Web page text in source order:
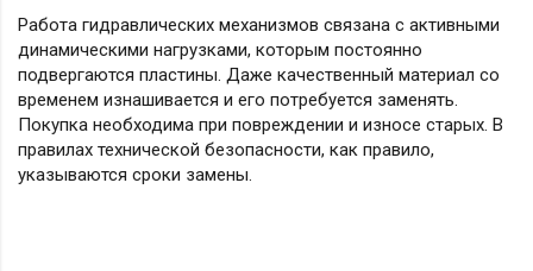
Работа гидравлических механизмов связана с активными
динамическими нагрузками, которым постоянно
подвергаются пластины. Даже качественный материал со
временем изнашивается и его потребуется заменять.
Покупка необходима при повреждении и износе старых. В
правилах технической безопасности, как правило,
указываются сроки замены.